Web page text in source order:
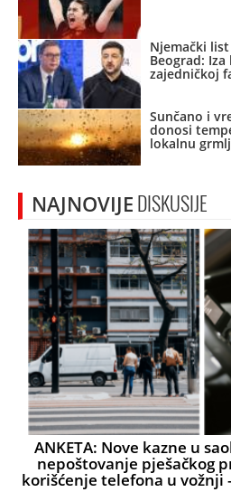
Njemački
Beograd:
zajedničkoj
Sunčano i
donosi
lokalnu
NAJNOVIJE DISKUSIJE
ANKETA: Nove kazne u
nepoštovanje pješačkog
korišćenje telefona u vožnji